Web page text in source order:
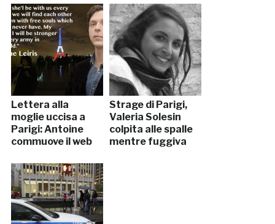
Lettera alla
moglie uccisa a
Parigi: Antoine
commuove il web
Strage di Parigi,
Valeria Solesin
colpita alle spalle
mentre fuggiva